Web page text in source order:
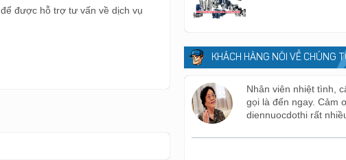
để được hỗ trợ tư vấn về dịch vụ
KHÁCH HÀNG NÓI VỀ CHÚNG
Nhân viên nhiệt tình,
gọi là đến ngay. Cảm
diennuocdothi rất